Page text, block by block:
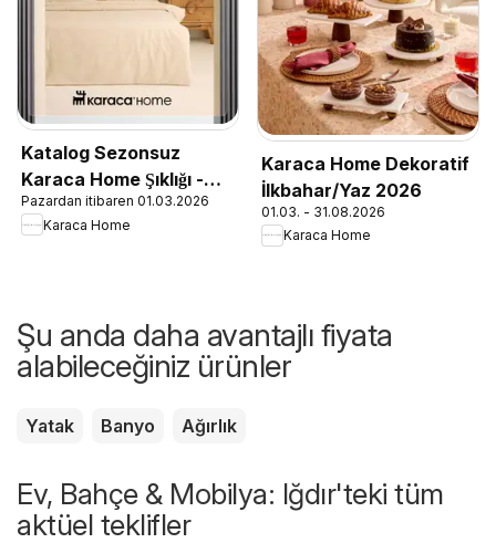
Katalog Sezonsuz
Karaca Home Şıklığı -
İlkbahar / Yaz 2026
Pazardan itibaren 01.03.2026
Karaca Home
Karaca Home Dekoratif
İlkbahar/Yaz 2026
01.03. - 31.08.2026
Karaca Home
Şu anda daha avantajlı fiyata
alabileceğiniz ürünler
Yatak Banyo Ağırlık
Ev, Bahçe & Mobilya: Iğdır'teki tüm
aktüel teklifler